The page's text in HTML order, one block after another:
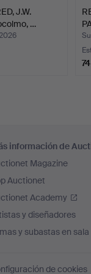
J.W.
…
información de
Magazine
Auctionet
Academy
y diseñadores
y subastas en sala
de cookies